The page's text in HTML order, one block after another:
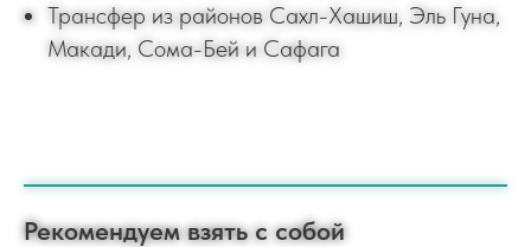
Трансфер из районов Сахл-Хашиш, Эль Гуна,
Макади, Сома-Бей и Сафага
Рекомендуем взять с собой